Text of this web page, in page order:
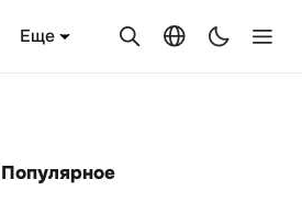
Еще
Популярное